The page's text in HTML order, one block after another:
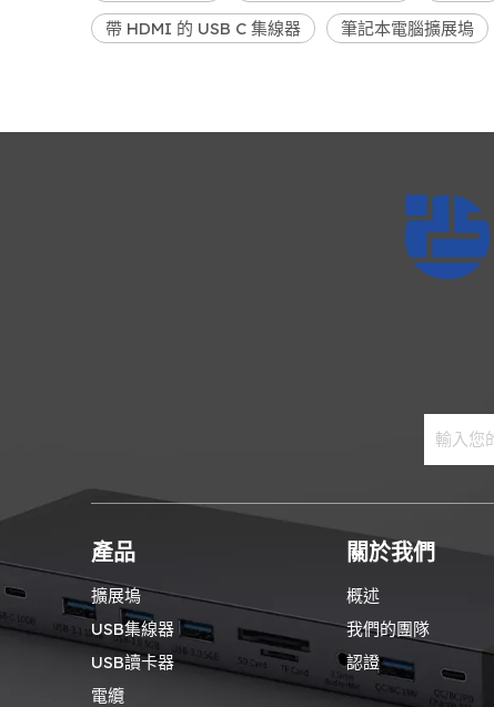
帶 HDMI 的 USB C 集線器
筆記本電腦擴展塢
產品
擴展塢
USB集線器
USB讀卡器
電纜
關於我們
概述
我們的團隊
認證